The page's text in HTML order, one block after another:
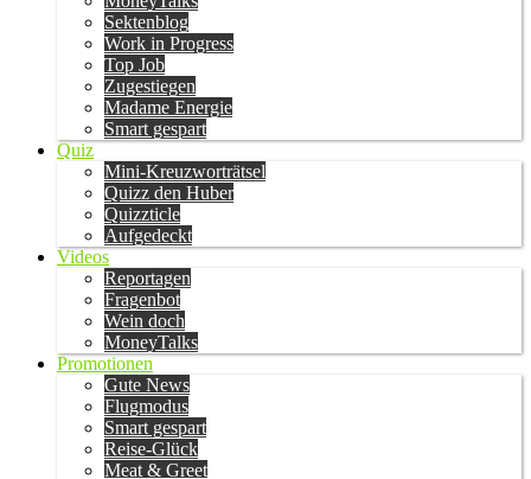
Sektenblog
Work in Progress
Top Job
Zugestiegen
Madame Energie
Smart gespart
Quiz
Mini-Kreuzworträtsel
Quizz den Huber
Quizzticle
Aufgedeckt
Videos
Reportagen
Fragenbot
Wein doch
MoneyTalks
Promotionen
Gute News
Flugmodus
Smart gespart
Reise-Glück
Meat & Greet